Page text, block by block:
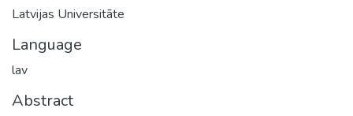
Latvijas Universitāte
Language
lav
Abstract